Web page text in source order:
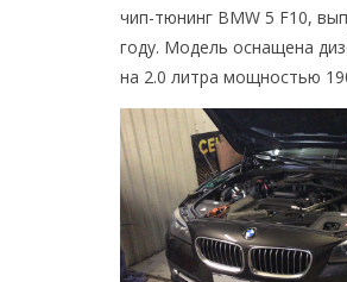
чип-тюнинг BMW 5 F10,
году. Модель оснащена
на 2.0 литра мощностью